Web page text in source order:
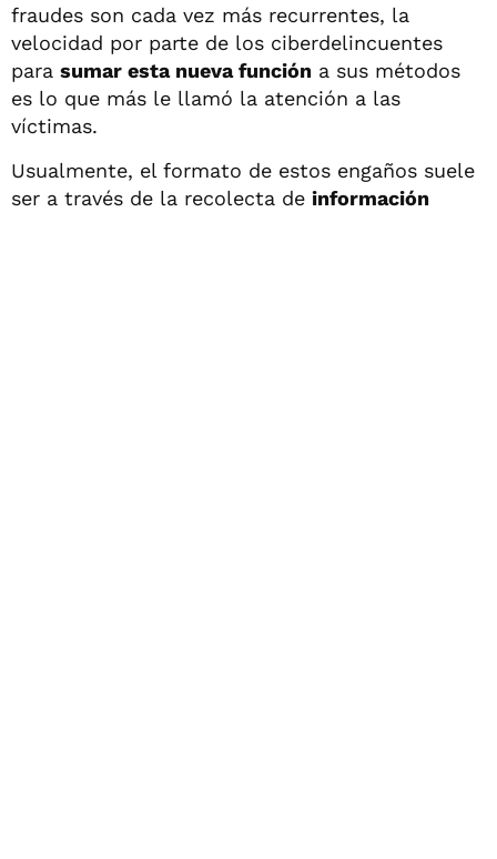
fraudes son cada vez más recurrentes, la
velocidad por parte de los ciberdelincuentes
para sumar esta nueva función a sus métodos
es lo que más le llamó la atención a las
víctimas.
Usualmente, el formato de estos engaños suele
ser a través de la recolecta de información